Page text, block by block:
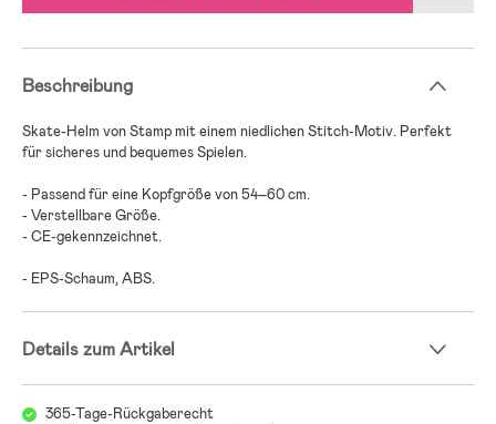
Beschreibung
Skate-Helm von Stamp mit einem niedlichen Stitch-Motiv. Perfekt
für sicheres und bequemes Spielen.
- Passend für eine Kopfgröße von 54–60 cm.
- Verstellbare Größe.
- CE-gekennzeichnet.
- EPS-Schaum, ABS.
Details zum Artikel
365-Tage-Rückgaberecht